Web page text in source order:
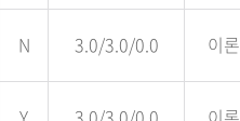
N 3.0/3.0/0.0 이론